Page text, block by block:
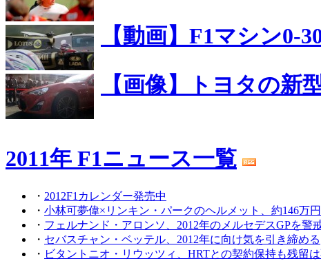
【動画】F1マシン0-
【画像】トヨタの新
2011年 F1ニュース一覧
・ 2012F1カレンダー発売中
・ 小林可夢偉×リンキン・パークのヘルメット、約146万
・ フェルナンド・アロンソ、2012年のメルセデスGPを警
・ セバスチャン・ベッテル、2012年に向け気を引き締める
・ ビタントニオ・リウッツィ、HRTとの契約保持も残留